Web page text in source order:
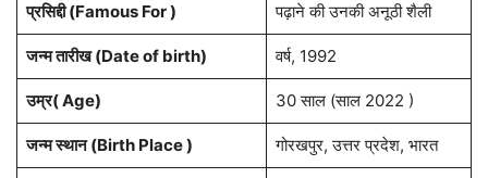
प्रसिद्दी (Famous For ) पढ़ाने की उनकी अनूठी शैली
जन्म तारीख (Date of birth) वर्ष, 1992
उम्र( Age) 30 साल (साल 2022 )
जन्म स्थान (Birth Place ) गोरखपुर, उत्तर प्रदेश, भारत